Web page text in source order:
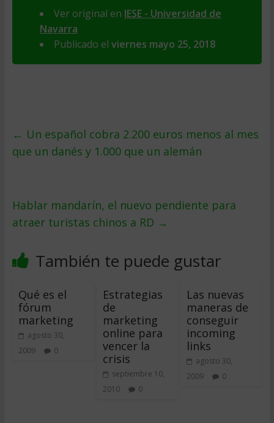
Ver original en IESE - Universidad de
Navarra
Publicado el viernes mayo 25, 2018
← Un español cobra 2.200 euros menos al mes
que un danés y 1.000 que un alemán
Hablar mandarín, el nuevo pendiente para
atraer turistas chinos a RD →
También te puede gustar
Qué es el
fórum
marketing
agosto 30,
2009
0
Estrategias
de
marketing
online para
vencer la
crisis
septiembre 10,
2010
0
Las nuevas
maneras de
conseguir
incoming
links
agosto 30,
2009
0